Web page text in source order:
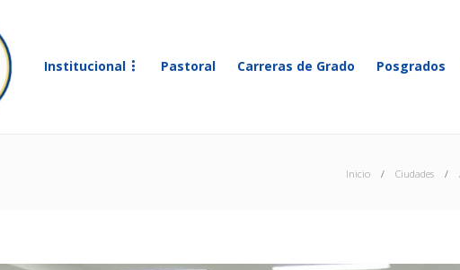
Institucional Pastoral Carreras de Grado Posgrados
Inicio Ciudades